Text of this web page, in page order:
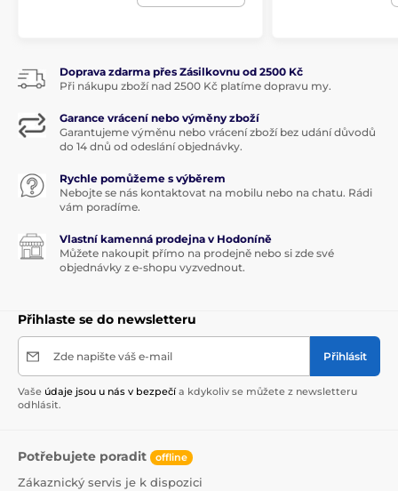
nadčasové elegance typické pro značku Villeroy &
Produkt je zařazen v kategoriích
ANNUAL EASTER EDITION
ANNUAL EASTER EDITION
Doprava zdarma přes Zásilkovnu od 2500 Kč
Při nákupu zboží nad 2500 Kč platíme dopravu my.
Garance vrácení nebo výměny zboží
Garantujeme výměnu nebo vrácení zboží bez udání důvodů
do 14 dnů od odeslání objednávky.
Rychle pomůžeme s výběrem
Nebojte se nás kontaktovat na mobilu nebo na chatu. Rádi
vám poradíme.
Vlastní kamenná prodejna v Hodoníně
Můžete nakoupit přímo na prodejně nebo si zde své
objednávky z e-shopu vyzvednout.
Přihlaste se do newsletteru
Zde napište váš e-mail Přihlásit
Vaše údaje jsou u nás v bezpečí a kdykoliv se můžete z newsletteru
odhlásit.
Potřebujete poradit offline
Zákaznický servis je k dispozici